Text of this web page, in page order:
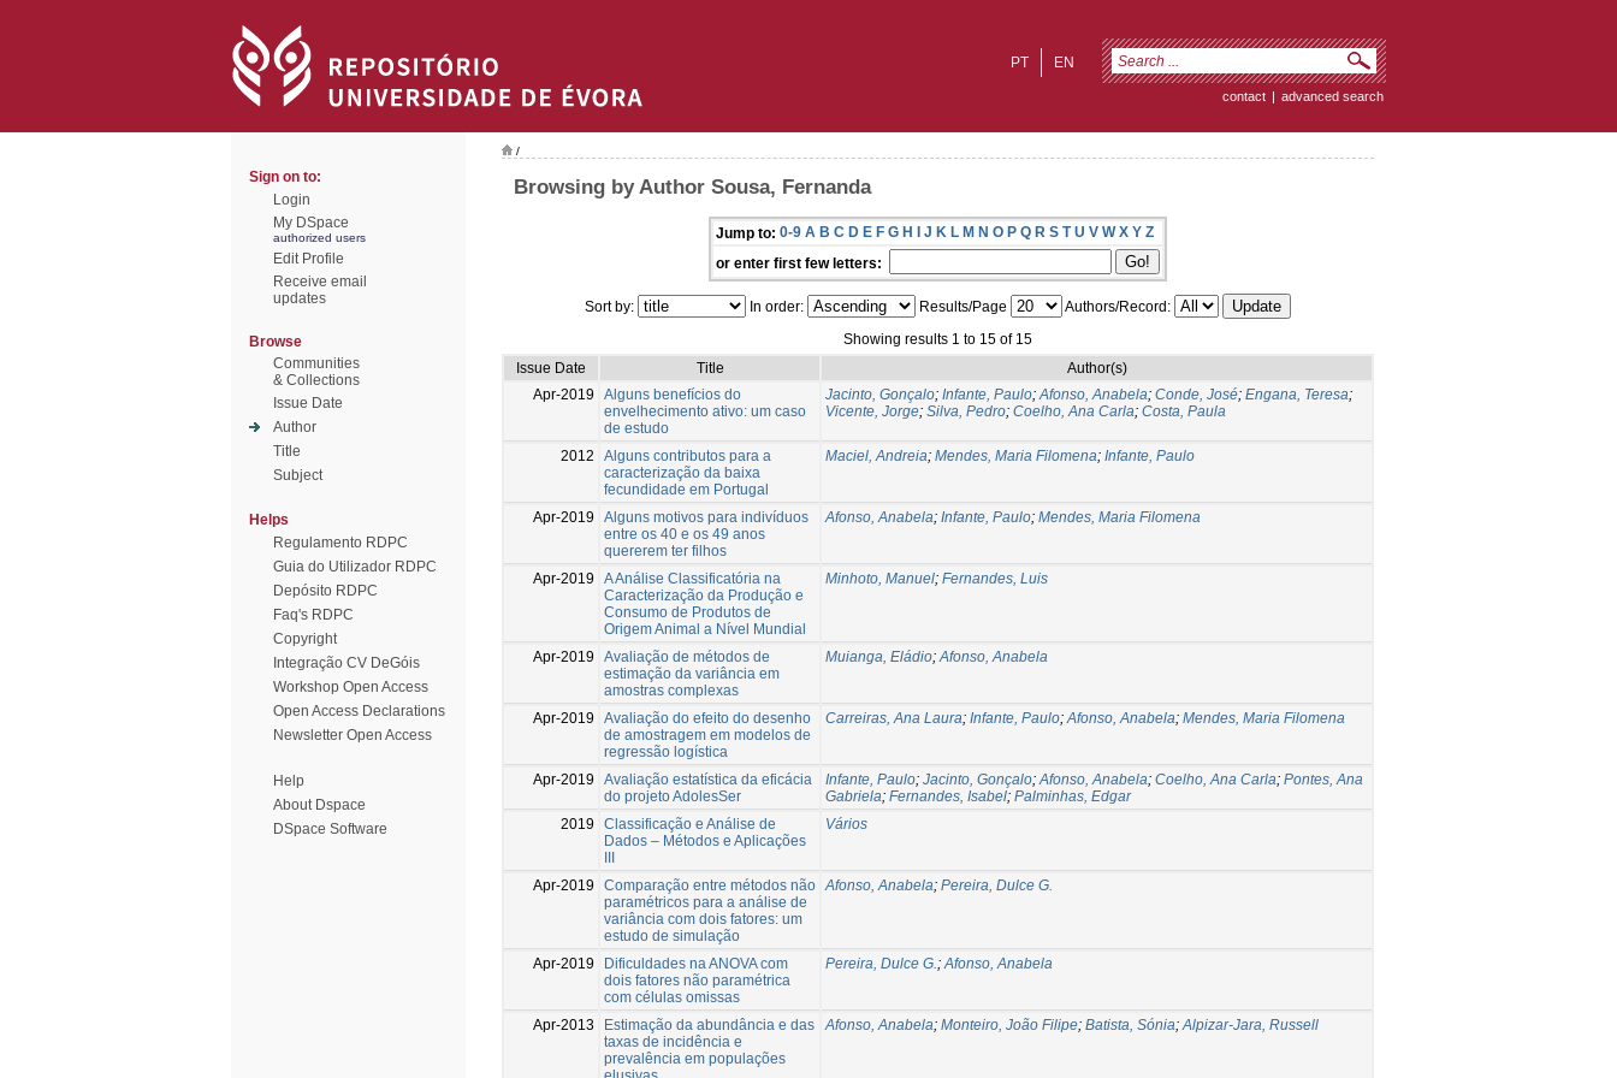
EN
PT
contact | advanced search
Sign on to:
Login
My DSpace
authorized users
Edit Profile
Receive email
updates
Browse
Communities
& Collections
Issue Date
Author
Title
Subject
Helps
Regulamento RDPC
Guia do Utilizador RDPC
Depósito RDPC
Faq's RDPC
Copyright
Integração CV DeGóis
Workshop Open Access
Open Access Declarations
Newsletter Open Access
Help
About Dspace
DSpace Software
/
Browsing by Author Sousa, Fernanda
Jump to: 0-9 A B C D E F G H I J K L M N O P Q R S T U V W X Y Z
or enter first few letters:
Sort by: In order: Results/Page
Authors/Record:
Showing results 1 to 15 of 15
Issue Date
Title
Author(s)
Apr-2019
Alguns benefícios do
envelhecimento ativo: um caso
de estudo
Jacinto, Gonçalo; Infante, Paulo;Afonso, Anabela; Conde, José; Engana, Teresa;
Vicente, Jorge; Silva, Pedro; Coelho, Ana Carla; Costa, Paula
2012
Alguns contributos para a
caracterização da baixa
fecundidade em Portugal
Maciel, Andreia; Mendes, Maria Filomena; Infante, Paulo
Apr-2019
Alguns motivos para indivíduos
entre os 40 e os 49 anos
quererem ter filhos
Afonso, Anabela; Infante, Paulo; Mendes, Maria Filomena
Apr-2019
A Análise Classificatória na
Caracterização da Produção e
Consumo de Produtos de
Origem Animal a Nível Mundial
Minhoto, Manuel; Fernandes, Luis
Apr-2019
Avaliação de métodos de
estimação da variância em
amostras complexas
Muianga, Eládio;Afonso, Anabela
Apr-2019
Avaliação do efeito do desenho
de amostragem em modelos de
regressão logística
Carreiras, Ana Laura; Infante, Paulo;Afonso, Anabela; Mendes, Maria Filomena
Apr-2019
Avaliação estatística da eficácia
do projeto AdolesSer
Infante, Paulo; Jacinto, Gonçalo;Afonso, Anabela; Coelho, Ana Carla; Pontes, Ana
Gabriela; Fernandes, Isabel; Palminhas, Edgar
2019
Classificação e Análise de
Dados – Métodos e Aplicações
III
Vários
Apr-2019
Comparação entre métodos não
paramétricos para a análise de
variância com dois fatores: um
estudo de simulação
Afonso, Anabela; Pereira, Dulce G.
Apr-2019
Dificuldades na ANOVA com
dois fatores não paramétrica
com células omissas
Pereira, Dulce G.;Afonso, Anabela
Apr-2013
Estimação da abundância e das
taxas de incidência e
prevalência em populações
Afonso, Anabela; Monteiro, João Filipe; Batista, Sónia;Alpizar-Jara, Russell